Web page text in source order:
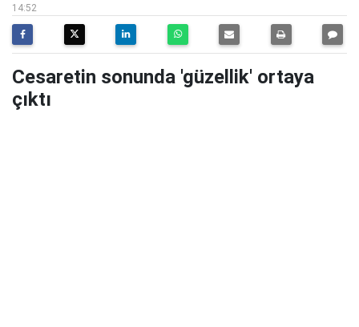
14:52
Cesaretin sonunda 'güzellik' ortaya
çıktı